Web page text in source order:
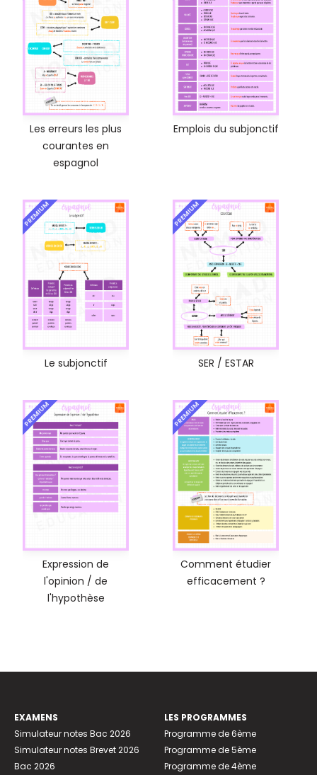
Les erreurs les plus
courantes en
espagnol
Emplois du subjonctif
PREMIUM
Le subjonctif
PREMIUM
SER / ESTAR
PREMIUM
Expression de
l'opinion / de
l'hypothèse
PREMIUM
Comment étudier
efficacement ?
EXAMENS
Simulateur notes Bac 2026
Simulateur notes Brevet 2026
Bac 2026
LES PROGRAMMES
Programme de 6ème
Programme de 5ème
Programme de 4ème